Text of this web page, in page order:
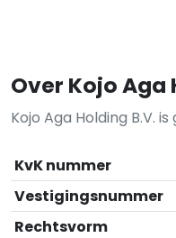
Over Kojo Aga
Kojo Aga Holding B.V.
KvK nummer
Vestigingsnummer
Rechtsvorm